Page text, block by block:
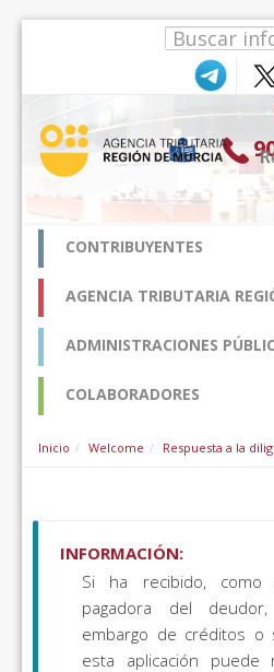
CONTRIBUYENTES
AGENCIA TRIBUTARIA
ADMINISTRACIONES
COLABORADORES
Inicio Welcome Respuesta a la
INFORMACIÓN:
Si ha recibido, como
pagadora del
embargo de créditos o
esta aplicación puede